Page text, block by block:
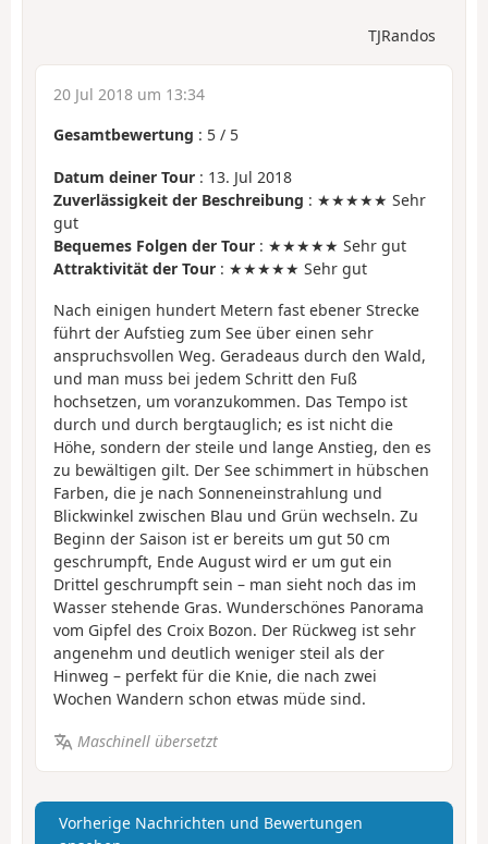
TJRandos
20 Jul 2018 um 13:34
Gesamtbewertung : 5 / 5
Datum deiner Tour : 13. Jul 2018
Zuverlässigkeit der Beschreibung : ★★★★★ Sehr
gut
Bequemes Folgen der Tour : ★★★★★ Sehr gut
Attraktivität der Tour : ★★★★★ Sehr gut
Nach einigen hundert Metern fast ebener Strecke
führt der Aufstieg zum See über einen sehr
anspruchsvollen Weg. Geradeaus durch den Wald,
und man muss bei jedem Schritt den Fuß
hochsetzen, um voranzukommen. Das Tempo ist
durch und durch bergtauglich; es ist nicht die
Höhe, sondern der steile und lange Anstieg, den es
zu bewältigen gilt. Der See schimmert in hübschen
Farben, die je nach Sonneneinstrahlung und
Blickwinkel zwischen Blau und Grün wechseln. Zu
Beginn der Saison ist er bereits um gut 50 cm
geschrumpft, Ende August wird er um gut ein
Drittel geschrumpft sein – man sieht noch das im
Wasser stehende Gras. Wunderschönes Panorama
vom Gipfel des Croix Bozon. Der Rückweg ist sehr
angenehm und deutlich weniger steil als der
Hinweg – perfekt für die Knie, die nach zwei
Wochen Wandern schon etwas müde sind.
Maschinell übersetzt
Vorherige Nachrichten und Bewertungen